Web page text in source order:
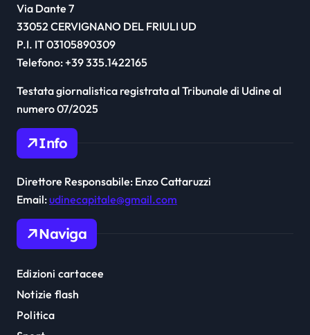
Via Dante 7
33052 CERVIGNANO DEL FRIULI UD
P.I. IT 03105890309
Telefono: +39 335.1422165
Testata giornalistica registrata al Tribunale di Udine al
numero 07/2025
Info
Direttore Responsabile: Enzo Cattaruzzi
Email:udinecapitale@gmail.com
Naviga
Edizioni cartacee
Notizie flash
Politica